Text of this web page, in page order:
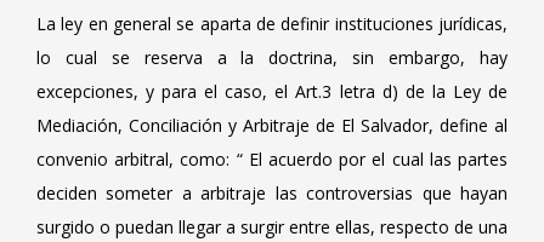
La ley en general se aparta de definir instituciones jurídicas,
lo cual se reserva a la doctrina, sin embargo, hay
excepciones, y para el caso, el Art.3 letra d) de la Ley de
Mediación, Conciliación y Arbitraje de El Salvador, define al
convenio arbitral, como: “ El acuerdo por el cual las partes
deciden someter a arbitraje las controversias que hayan
surgido o puedan llegar a surgir entre ellas, respecto de una